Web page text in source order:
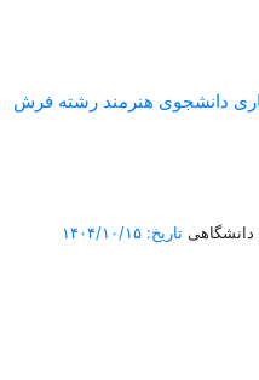
دانشجوی هنرمند رشته فرش
دانشگاهی تاریخ: ۱۴۰۴/۱۰/۱۵